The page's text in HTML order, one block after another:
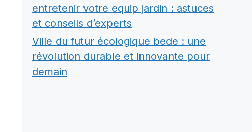
entretenir votre equip jardin : astuces
et conseils d’experts
Ville du futur écologique bede : une
révolution durable et innovante pour
demain